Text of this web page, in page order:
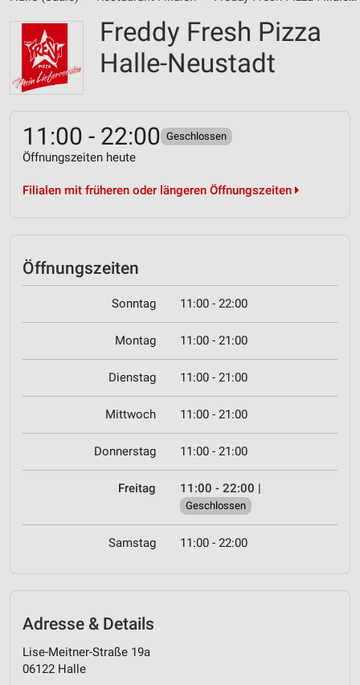
Freddy Fresh Pizza
Halle-Neustadt
11:00 - 22:00 Geschlossen
Öffnungszeiten heute
Filialen mit früheren oder längeren Öffnungszeiten
Öffnungszeiten
Sonntag 11:00 - 22:00
Montag 11:00 - 21:00
Dienstag 11:00 - 21:00
Mittwoch 11:00 - 21:00
Donnerstag 11:00 - 21:00
Freitag 11:00 - 22:00 |
Geschlossen
Samstag 11:00 - 22:00
Adresse & Details
Lise-Meitner-Straße 19a
06122 Halle